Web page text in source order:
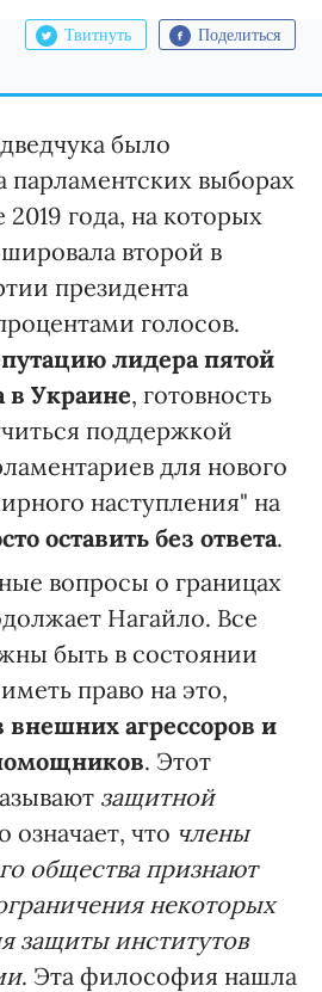
Твитнуть Поделиться
было
парламентских выборах
года, на которых
второй в
президента
голосов.
лидера пятой
Украине, готовность
поддержкой
для нового
наступления" на
оставить без ответа.
вопросы о границах
Нагайло. Все
быть в состоянии
право на это,
внешних агрессоров и
. Этот
защитной
означает, что члены
общества признают
некоторых
защиты институтов
. Эта философия нашла